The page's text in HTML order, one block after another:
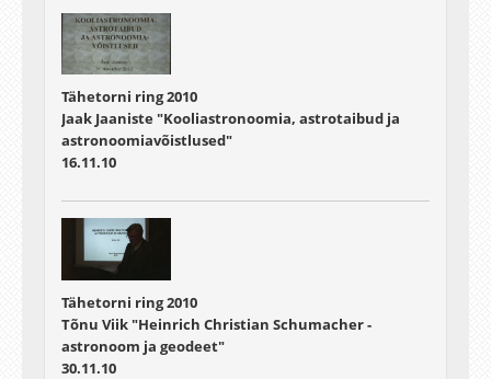
Tähetorni ring 2010
Jaak Jaaniste "Kooliastronoomia, astrotaibud ja
astronoomiavõistlused"
16.11.10
Tähetorni ring 2010
Tõnu Viik "Heinrich Christian Schumacher -
astronoom ja geodeet"
30.11.10